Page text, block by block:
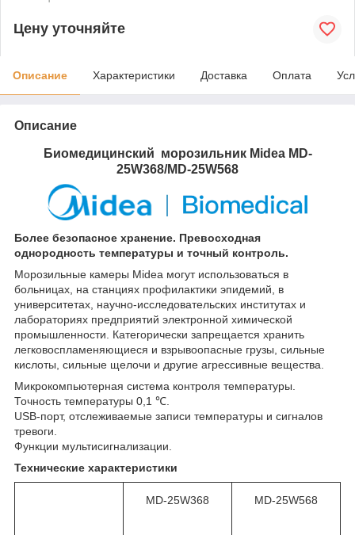
Цену уточняйте
Описание Характеристики Доставка Оплата
Описание
Биомедицинский морозильник Midea MD-
25W368/MD-25W568
Более безопасное хранение. Превосходная
однородность температуры и точный контроль.
Морозильные камеры Midea могут использоваться в
больницах, на станциях профилактики эпидемий, в
университетах, научно-исследовательских институтах и
лабораториях предприятий электронной химической
промышленности. Категорически запрещается хранить
легковоспламеняющиеся и взрывоопасные грузы, сильные
кислоты, сильные щелочи и другие агрессивные вещества.
Микрокомпьютерная система контроля температуры.
Точность температуры 0,1 ℃.
USB-порт, отслеживаемые записи температуры и сигналов
тревоги.
Функции мультисигнализации.
Технические характеристики
MD-25W368 MD-25W568